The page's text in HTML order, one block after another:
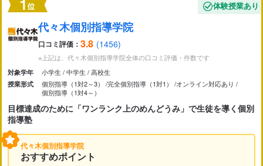
市区町村
駅・路線から探す
体験授業あり
代々木個別指導学院
口コミ評価： 3.8 (1456)
※上記は、代々木個別指導学院全体の口コミ評価・件数です
対象学年 小学生 中学生 高校生
授業形式 個別指導（1対2～3） 完全個別指導（1対1）
オンライン対応あり
個別指導（1対4～）
目標達成のために「ワンランク上のめんどうみ」で生徒を導く個別
指導塾
代々木個別指導学院
おすすめポイント